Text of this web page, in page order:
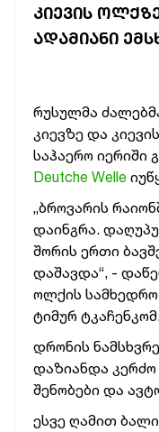
ᲙᲘᲔᲕᲘᲡ
ᲐᲓᲐᲛᲘᲐᲜᲘ
რუსულმა
კიევზე და
საჰაერო იერიში
Deutche Welle
„ბროვარის
დაინგრა.
შორის ერთი
დაშავდა“, -
ოლქის
ტიმურ
დრონის
დაზიანდა
შენობები და
ესვე ღამით